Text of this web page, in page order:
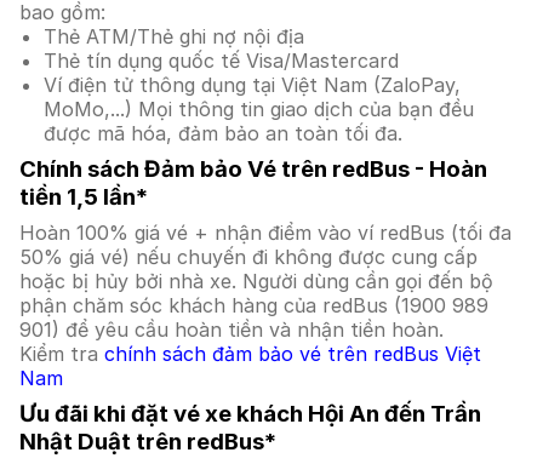
bao gồm:
Thẻ ATM/Thẻ ghi nợ nội địa
Thẻ tín dụng quốc tế Visa/Mastercard
Ví điện tử thông dụng tại Việt Nam (ZaloPay,
MoMo,...) Mọi thông tin giao dịch của bạn đều
được mã hóa, đảm bảo an toàn tối đa.
Chính sách Đảm bảo Vé trên redBus - Hoàn
tiền 1,5 lần*
Hoàn 100% giá vé + nhận điểm vào ví redBus (tối đa
50% giá vé) nếu chuyến đi không được cung cấp
hoặc bị hủy bởi nhà xe. Người dùng cần gọi đến bộ
phận chăm sóc khách hàng của redBus (1900 989
901) để yêu cầu hoàn tiền và nhận tiền hoàn.
Kiểm tra chính sách đảm bảo vé trên redBus Việt
Nam
Ưu đãi khi đặt vé xe khách Hội An đến Trần
Nhật Duật trên redBus*